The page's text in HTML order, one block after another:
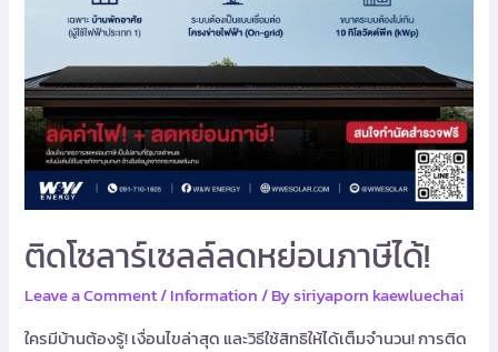
ติดโซลาร์เซลล์ลดหย่อนภาษีได้!
Leave a Comment/Information/ Bysiriyaporn kaewluechai
ใครมีบ้านต้องรู้! เงื่อนไขล่าสุด และวิธีใช้สิทธิให้ได้เต็มจำนวน! การติด